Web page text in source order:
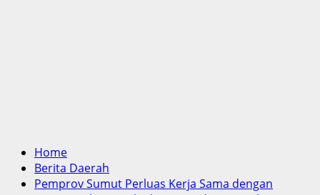
Home
Berita Daerah
Pemprov Sumut Perluas Kerja Sama dengan